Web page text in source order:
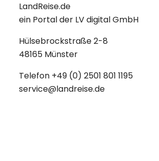
LandReise.de
ein Portal der LV digital GmbH
Hülsebrockstraße 2-8
48165 Münster
Telefon +49 (0) 2501 801 1195
service@landreise.de